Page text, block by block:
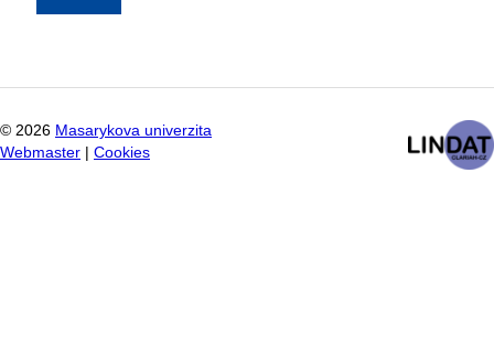
© 2026 Masarykova univerzita
Webmaster
Cookies